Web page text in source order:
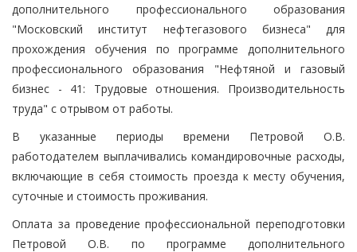
дополнительного профессионального образования
"Московский институт нефтегазового бизнеса" для
прохождения обучения по программе дополнительного
профессионального образования "Нефтяной и газовый
бизнес - 41: Трудовые отношения. Производительность
труда" с отрывом от работы.
В указанные периоды времени Петровой О.В.
работодателем выплачивались командировочные расходы,
включающие в себя стоимость проезда к месту обучения,
суточные и стоимость проживания.
Оплата за проведение профессиональной переподготовки
Петровой О.В. по программе дополнительного